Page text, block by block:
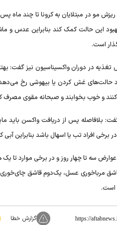
ریزش مو در مبتلایان به کرونا تا چند
این حالت کمک کند بنابراین عدس و
است.
در دوران واکسیناسیون نیز گفت:
حالت‌های غش کردن یا بیهوشی رخ می‌دهد
و خوب بخوابند و صبحانه مقوی مصرف
بلافاصله پس از دریافت واکسن باید
برخی افراد تب یا اسهال باشد بنابراین
سه تا چهار روز و در برخی موارد تا
است.
https:// گزارش خطا